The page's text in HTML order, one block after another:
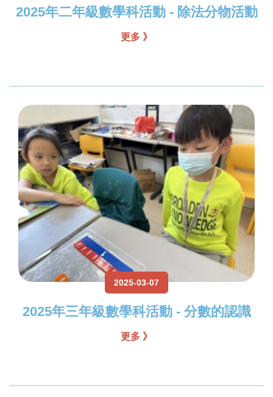
2025年二年級數學科活動 - 除法分物活動
更多 》
2025-03-07
2025年三年級數學科活動 - 分數的認識
更多 》